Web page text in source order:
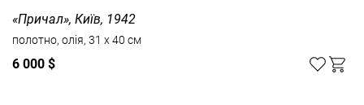
«Причал», Київ, 1942
полотно, олія, 31 x 40 см
6 000 $